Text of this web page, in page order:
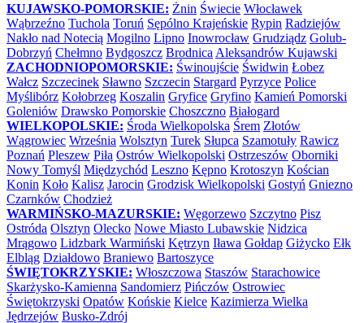
KUJAWSKO-POMORSKIE: Żnin Świecie Włocławek
Wąbrzeźno Tuchola Toruń Sępólno Krajeńskie Rypin Radziejów
Nakło nad Notecią Mogilno Lipno Inowrocław Grudziądz Golub-
Dobrzyń Chełmno Bydgoszcz Brodnica Aleksandrów Kujawski
ZACHODNIOPOMORSKIE: Świnoujście Świdwin Łobez
Wałcz Szczecinek Sławno Szczecin Stargard Pyrzyce Police
Myślibórz Kołobrzeg Koszalin Gryfice Gryfino Kamień Pomorski
Goleniów Drawsko Pomorskie Choszczno Białogard
WIELKOPOLSKIE: Środa Wielkopolska Śrem Złotów
Wągrowiec Września Wolsztyn Turek Słupca Szamotuły Rawicz
Poznań Pleszew Piła Ostrów Wielkopolski Ostrzeszów Oborniki
Nowy Tomyśl Międzychód Leszno Kępno Krotoszyn Kościan
Konin Koło Kalisz Jarocin Grodzisk Wielkopolski Gostyń Gniezno
Czarnków Chodzież
WARMIŃSKO-MAZURSKIE: Węgorzewo Szczytno Pisz
Ostróda Olsztyn Olecko Nowe Miasto Lubawskie Nidzica
Mrągowo Lidzbark Warmiński Kętrzyn Iława Gołdap Giżycko Ełk
Elbląg Działdowo Braniewo Bartoszyce
ŚWIĘTOKRZYSKIE: Włoszczowa Staszów Starachowice
Skarżysko-Kamienna Sandomierz Pińczów Ostrowiec
Świętokrzyski Opatów Końskie Kielce Kazimierza Wielka
Jędrzejów Busko-Zdrój